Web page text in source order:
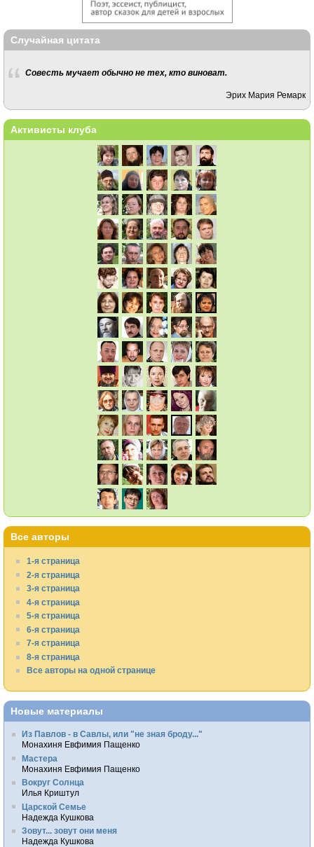
Случайная цитата
Совесть мучает обычно не тех, кто виноват.
Эрих Мария Ремарк
Активисты клуба
Все авторы
1-я страница
2-я страница
3-я страница
4-я страница
5-я страница
6-я страница
7-я страница
8-я страница
Все авторы на одной странице
Новые материалы
Из Павлов - в Савлы, или "не зная броду..."
Монахиня Евфимия Пащенко
Мастера
Монахиня Евфимия Пащенко
Вокруг Солнца
Илья Криштул
Царской Семье
Надежда Кушкова
Зовут... зовут они меня
Надежда Кушкова